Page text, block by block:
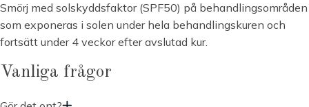
Smörj med solskyddsfaktor (SPF50) på behandlingsområden
som exponeras i solen under hela behandlingskuren och
fortsätt under 4 veckor efter avslutad kur.
Vanliga frågor